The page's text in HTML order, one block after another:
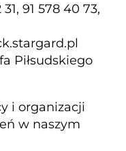
91 578 40 73,
Piłsudskiego
i organizacji
w naszym